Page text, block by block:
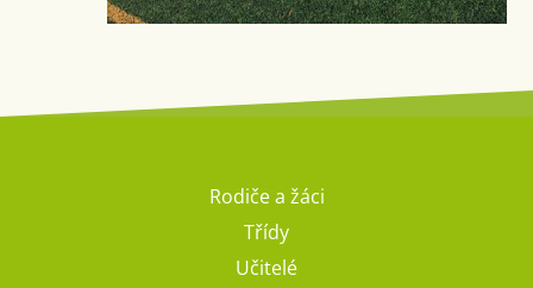
Rodiče a žáci
Třídy
Učitelé